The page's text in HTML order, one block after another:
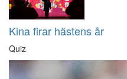
Kina firar hästens år
Quiz